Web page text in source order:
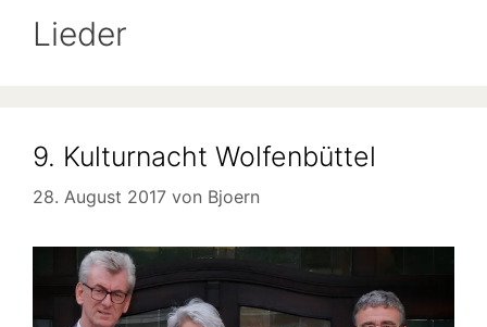
Lieder
9. Kulturnacht Wolfenbüttel
28. August 2017 von Bjoern